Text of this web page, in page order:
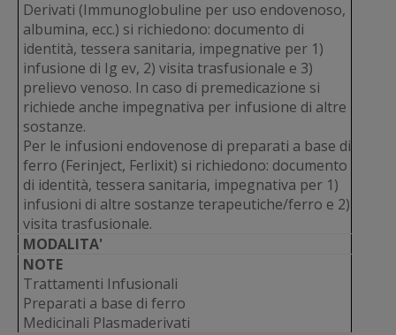
Derivati (Immunoglobuline per uso endovenoso,
albumina, ecc.) si richiedono: documento di
identità, tessera sanitaria, impegnative per 1)
infusione di Ig ev, 2) visita trasfusionale e 3)
prelievo venoso. In caso di premedicazione si
richiede anche impegnativa per infusione di altre
sostanze.
Per le infusioni endovenose di preparati a base di
ferro (Ferinject, Ferlixit) si richiedono: documento
di identità, tessera sanitaria, impegnativa per 1)
infusioni di altre sostanze terapeutiche/ferro e 2)
visita trasfusionale.
MODALITA'
NOTE
Trattamenti Infusionali
Preparati a base di ferro
Medicinali Plasmaderivati